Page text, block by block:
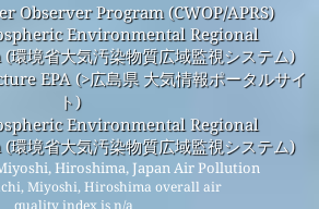
Observer Program (CWOP/APRS)
Environmental Regional
境省大気汚染物質広域監視システム)
EPA (>広島県 大気情報ポータルサイ
ト)
Environmental Regional
境省大気汚染物質広域監視システム)
Hiroshima, Japan Air Pollution
Miyoshi, Hiroshima overall air